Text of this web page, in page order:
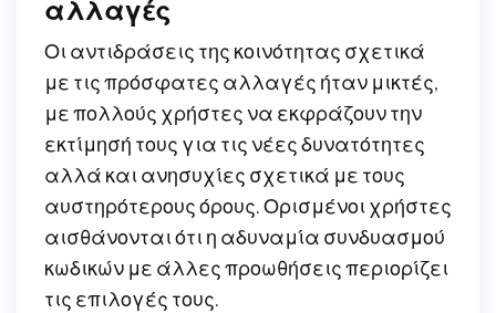
αλλαγές
Οι αντιδράσεις της κοινότητας σχετικά
με τις πρόσφατες αλλαγές ήταν μικτές,
με πολλούς χρήστες να εκφράζουν την
εκτίμησή τους για τις νέες δυνατότητες
αλλά και ανησυχίες σχετικά με τους
αυστηρότερους όρους. Ορισμένοι χρήστες
αισθάνονται ότι η αδυναμία συνδυασμού
κωδικών με άλλες προωθήσεις περιορίζει
τις επιλογές τους.